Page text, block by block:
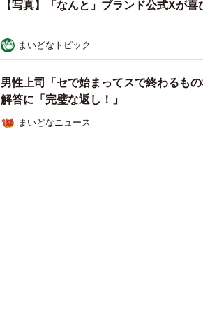
【写真】「なんと」ブランド公式Xが喜
まいどなトピック
男性上司「セで始まってスで終わるも
解答に「完璧な返し！」
まいどなニュース